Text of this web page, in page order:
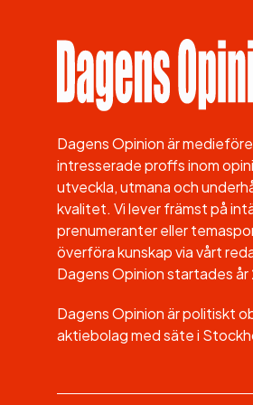
Dagens Opinion är
intresserade proffs inom
utveckla, utmana och
kvalitet. Vi lever främst på
prenumeranter eller
överföra kunskap via vårt
Dagens Opinion startades
Dagens Opinion är politiskt
aktiebolag med säte i